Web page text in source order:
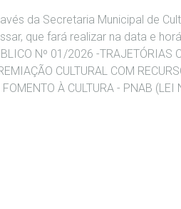
da Secretaria Municipal de
que fará realizar na data e
Nº 01/2026 -TRAJETÓRIAS
CULTURAL COM
À CULTURA - PNAB (LEI